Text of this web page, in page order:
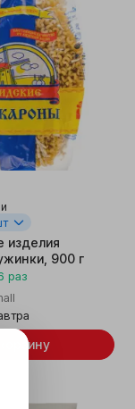
изделия
900 г
раз
корзину